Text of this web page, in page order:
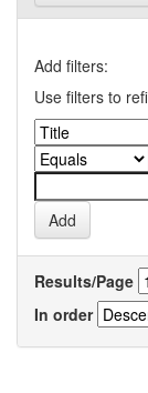
Add filters:
Use filters to
Results/Page
In order